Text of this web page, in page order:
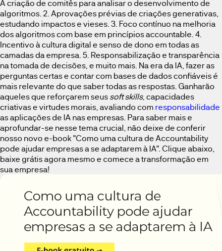
A criação de comitês para analisar o desenvolvimento de
algoritmos. 2. Aprovações prévias de criações generativas,
estudando impactos e vieses. 3. Foco contínuo na melhoria
dos algoritmos com base em princípios accountable. 4.
Incentivo à cultura digital e senso de dono em todas as
camadas da empresa. 5. Responsabilização e transparência
na tomada de decisões, e muito mais. Na era da IA, fazer as
perguntas certas e contar com bases de dados confiáveis é
mais relevante do que saber todas as respostas. Ganharão
aqueles que reforçarem seussoft skills, capacidades
criativas e virtudes morais, avaliando com responsabilidade
as aplicações de IA nas empresas. Para saber mais e
aprofundar-se nesse tema crucial, não deixe de conferir
nosso novo e-book "Como uma cultura de Accountability
pode ajudar empresas a se adaptarem à IA". Clique abaixo,
baixe grátis agora mesmo e comece a transformação em
sua empresa!